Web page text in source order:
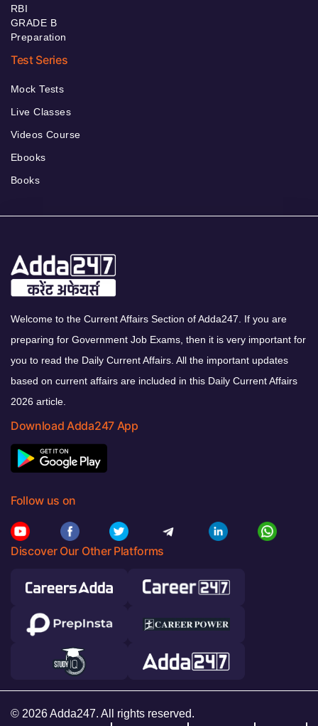
RBI
GRADE B
Preparation
Test Series
Mock Tests
Live Classes
Videos Course
Ebooks
Books
Welcome to the Current Affairs Section of Adda247. If you are
preparing for Government Job Exams, then it is very important for
you to read the Daily Current Affairs. All the important updates
based on current affairs are included in this Daily Current Affairs
2026 article.
Download Adda247 App
Follow us on
Discover Our Other Platforms
© 2026 Adda247. All rights reserved.